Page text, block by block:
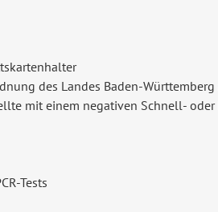
des Landes Baden-Württemberg
mit einem negativen Schnell- oder
Tests